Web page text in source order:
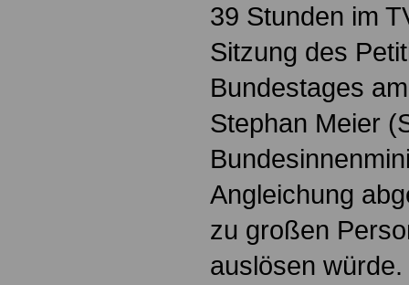
39 Stunden im
Sitzung des
Bundestages
Stephan Meier
Angleichung
zu großen
auslösen